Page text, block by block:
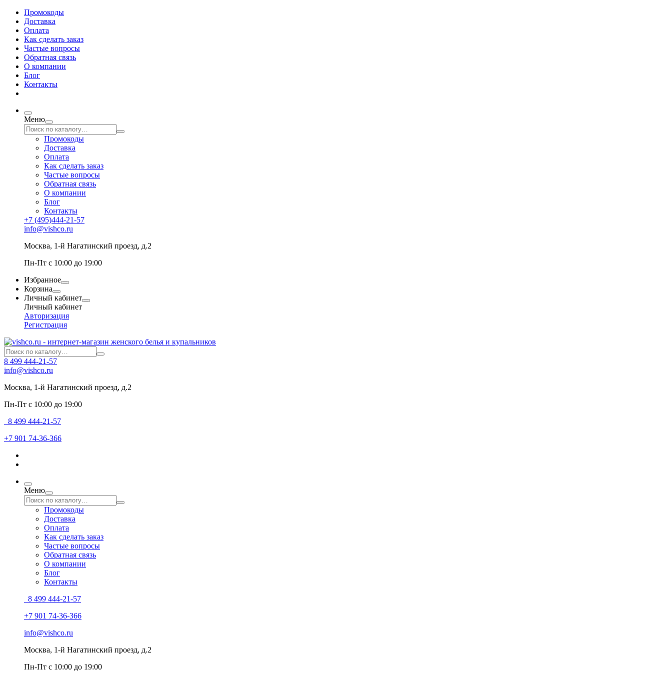
Промокоды
Доставка
Оплата
Как сделать заказ
Частые вопросы
Обратная связь
О компании
Блог
Контакты
Меню
Промокоды
Доставка
Оплата
Как сделать заказ
Частые вопросы
Обратная связь
О компании
Блог
Контакты
+7 (495)444-21-57
info@vishco.ru
Москва, 1-й Нагатинский проезд, д.2
Пн-Пт с 10:00 до 19:00
Избранное
Корзина
Личный кабинет
Личный кабинет
Авторизация
Регистрация
8 499 444-21-57
info@vishco.ru
Москва, 1-й Нагатинский проезд, д.2
Пн-Пт с 10:00 до 19:00
8 499 444-21-57
+7 901 74-36-366
Меню
Промокоды
Доставка
Оплата
Как сделать заказ
Частые вопросы
Обратная связь
О компании
Блог
Контакты
8 499 444-21-57
+7 901 74-36-366
info@vishco.ru
Москва, 1-й Нагатинский проезд, д.2
Пн-Пт с 10:00 до 19:00